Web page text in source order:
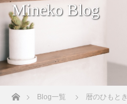
Mineko Blog
ホームBlog一覧 暦のひもとき